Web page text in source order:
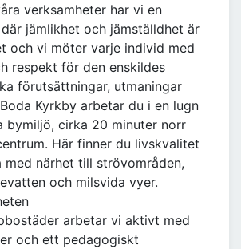
verksamheter har vi en
jämlikhet och jämställdhet är
och vi möter varje individ med
respekt för den enskildes
förutsättningar, utmaningar
Kyrkby arbetar du i en lugn
bymiljö, cirka 20 minuter norr
Här finner du livskvalitet
med närhet till strövområden,
och milsvida vyer.
arbetar vi aktivt med
och ett pedagogiskt